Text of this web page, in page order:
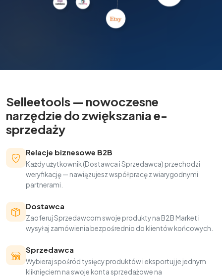
Selleetools — nowoczesne
narzędzie do zwiększania e-
sprzedaży
Relacje biznesowe B2B
Każdy użytkownik (Dostawca i Sprzedawca) przechodzi
weryfikację — nawiązujesz współpracę z wiarygodnymi
partnerami.
Dostawca
Zaoferuj Sprzedawcom swoje produkty na B2B Market i
wysyłaj zamówienia bezpośrednio do klientów końcowych.
Sprzedawca
Wybieraj spośród tysięcy produktów i eksportuj je jednym
kliknięciem na swoje konta sprzedażowe na